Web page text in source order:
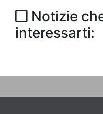
Notizie
interessarti: